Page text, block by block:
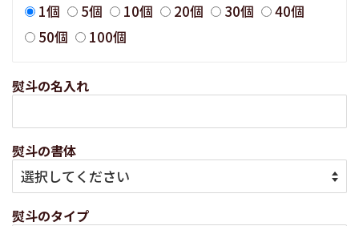
1個
5個 10個 20個 30個
40個
50個
100個
熨斗の名入れ
熨斗の書体
熨斗のタイプ